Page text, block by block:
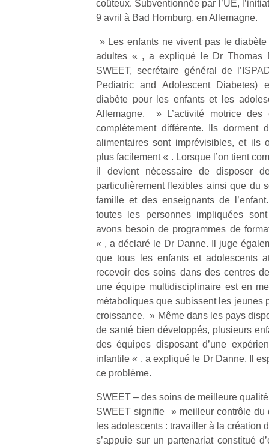
coûteux. Subventionnée par l’UE,
9 avril à Bad Homburg, en Allemagne.
» Les enfants ne vivent pas le
adultes « , a expliqué le Dr Thomas
SWEET, secrétaire général de
Pediatric and Adolescent Diabetes)
diabète pour les enfants et les
Allemagne. » L’activité motrice des
complètement différente. Ils dorment
alimentaires sont imprévisibles, et ils
plus facilement « . Lorsque l’on tient
il devient nécessaire de disposer
particulièrement flexibles ainsi que du
famille et des enseignants de
toutes les personnes impliquées
avons besoin de programmes de
« , a déclaré le Dr Danne. Il juge
que tous les enfants et adolescents
recevoir des soins dans des centres
une équipe multidisciplinaire est en
métaboliques que subissent les jeunes
croissance. » Même dans les pays
de santé bien développés, plusieurs
des équipes disposant d’une
infantile « , a expliqué le Dr Danne. Il
ce problème.
SWEET – des soins de meilleure
SWEET signifie » meilleur contrôle du
les adolescents : travailler à la création
s’appuie sur un partenariat constitué